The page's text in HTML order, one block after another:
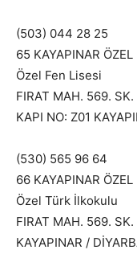
(503) 044 28 25
65 KAYAPINAR
Özel Fen Lisesi
FIRAT MAH. 569.
KAPI NO: Z01
(530) 565 96 64
66 KAYAPINAR
Özel Türk İlkokulu
FIRAT MAH. 569.
KAYAPINAR /